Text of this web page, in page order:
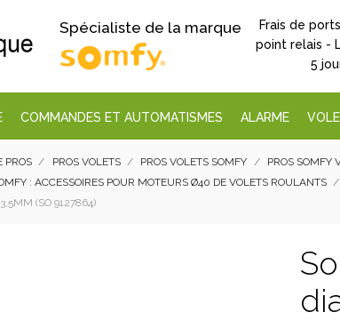
Spécialiste de la marque
Frais de
point relais -
5
COMMANDES ET AUTOMATISMES ALARME
PROS PROS VOLETS PROS VOLETS SOMFY PROS SOMFY
: ACCESSOIRES POUR MOTEURS Ø40 DE VOLETS ROULANTS
(SO 9127864)